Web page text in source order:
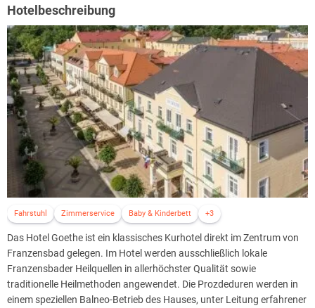
Hotelbeschreibung
Fahrstuhl Zimmerservice Baby & Kinderbett +3
Das Hotel Goethe ist ein klassisches Kurhotel direkt im Zentrum von
Franzensbad gelegen. Im Hotel werden ausschließlich lokale
Franzensbader Heilquellen in allerhöchster Qualität sowie
traditionelle Heilmethoden angewendet. Die Prozdeduren werden in
einem speziellen Balneo-Betrieb des Hauses, unter Leitung erfahrener